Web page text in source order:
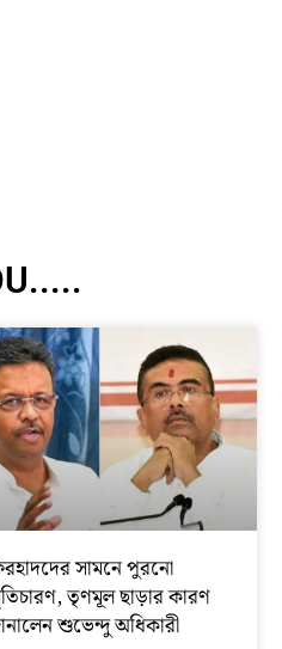
সামনে পুরনো
তৃণমূল ছাড়ার কারণ
শুভেন্দু অধিকারী